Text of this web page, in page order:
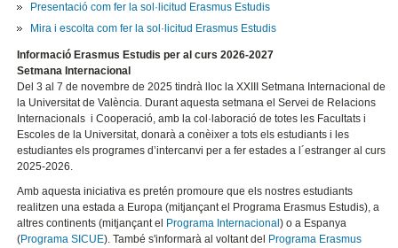
Presentació com fer la sol·licitud Erasmus Estudis
Mira i escolta com fer la sol·licitud Erasmus Estudis
Informació Erasmus Estudis per al curs 2026-2027
Setmana Internacional
Del 3 al 7 de novembre de 2025 tindrà lloc la XXIII Setmana Internacional de
la Universitat de València. Durant aquesta setmana el Servei de Relacions
Internacionals i Cooperació, amb la col·laboració de totes les Facultats i
Escoles de la Universitat, donarà a conèixer a tots els estudiants i les
estudiantes els programes d’intercanvi per a fer estades a l´estranger al curs
2025-2026.
Amb aquesta iniciativa es pretén promoure que els nostres estudiants
realitzen una estada a Europa (mitjançant el Programa Erasmus Estudis), a
altres continents (mitjançant el
Programa Internacional) o a Espanya
(Programa SICUE). També s'informarà al voltant del
Programa Erasmus